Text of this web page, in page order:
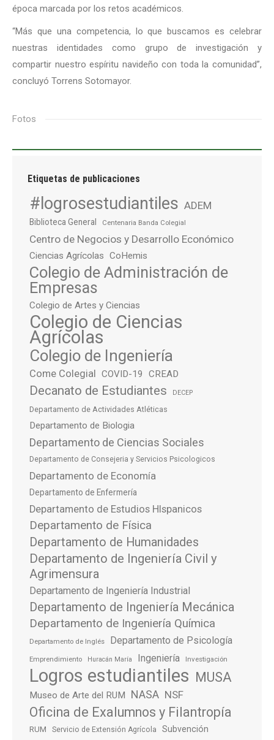
época marcada por los retos académicos.
“Más que una competencia, lo que buscamos es celebrar
nuestras identidades como grupo de investigación y
compartir nuestro espíritu navideño con toda la comunidad”,
concluyó Torrens Sotomayor.
Fotos
Etiquetas de publicaciones
#logrosestudiantiles ADEM
Biblioteca General Centenaria Banda Colegial
Centro de Negocios y Desarrollo Económico
Ciencias Agrícolas CoHemis
Colegio de Administración de
Empresas
Colegio de Artes y Ciencias
Colegio de Ciencias
Agrícolas
Colegio de Ingeniería
Come Colegial COVID-19 CREAD
Decanato de Estudiantes DECEP
Departamento de Actividades Atléticas
Departamento de Biologia
Departamento de Ciencias Sociales
Departamento de Consejeria y Servicios Psicologicos
Departamento de Economía
Departamento de Enfermería
Departamento de Estudios HIspanicos
Departamento de Física
Departamento de Humanidades
Departamento de Ingeniería Civil y
Agrimensura
Departamento de Ingeniería Industrial
Departamento de Ingeniería Mecánica
Departamento de Ingeniería Química
Departamento de Inglés Departamento de Psicología
Emprendimiento Huracán María Ingeniería Investigación
Logros estudiantiles MUSA
Museo de Arte del RUM NASA NSF
Oficina de Exalumnos y Filantropía
RUM Servicio de Extensión Agrícola Subvención